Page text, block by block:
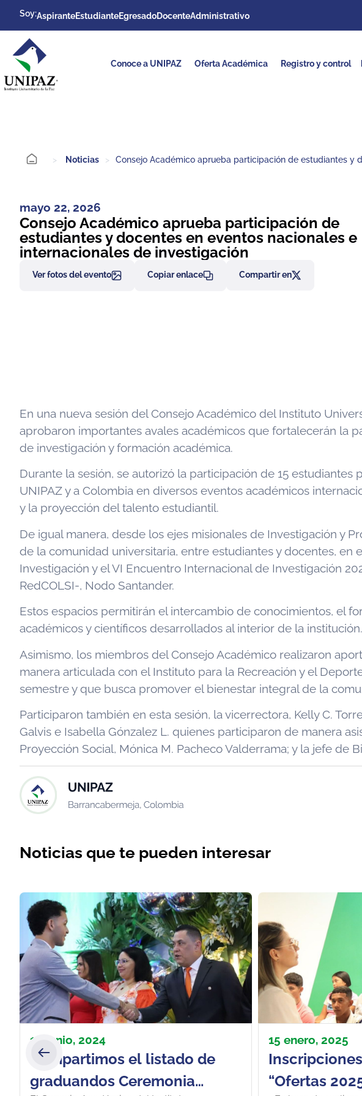
Soy:AspiranteEstudianteEgresadoDocenteAdministrativo
Conoce a UNIPAZ Oferta Académica Registro y control
> Noticias > Consejo Académico aprueba participación de estudiantes y
mayo 22, 2026
Consejo Académico aprueba participación de
estudiantes y docentes en eventos nacionales e
internacionales de investigación
Ver fotos del evento Copiar enlace Compartir en
En una nueva sesión del Consejo Académico del Instituto
aprobaron importantes avales académicos que fortalecerán la
de investigación y formación académica.
Durante la sesión, se autorizó la participación de 15
UNIPAZ y a Colombia en diversos eventos académicos
y la proyección del talento estudiantil.
De igual manera, desde los ejes misionales de Investigación y
de la comunidad universitaria, entre estudiantes y docentes,
Investigación y el VI Encuentro Internacional de Investigación
RedCOLSI-, Nodo Santander.
Estos espacios permitirán el intercambio de conocimientos, el
académicos y científicos desarrollados al interior de la institución.
Asimismo, los miembros del Consejo Académico realizaron
manera articulada con el Instituto para la Recreación y el
semestre y que busca promover el bienestar integral de la
Participaron también en esta sesión, la vicerrectora, Kelly C.
Galvis e Isabella Gónzalez L. quienes participaron de manera
Proyección Social, Mónica M. Pacheco Valderrama; y la jefe de
Noticias que te pueden interesar
18 junio, 2024
Compartimos el listado de
graduandos Ceremonia
15 enero, 2025
“Ofertas